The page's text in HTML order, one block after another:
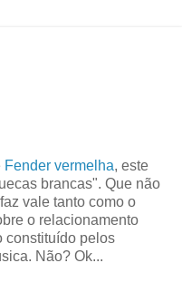
Fender vermelha, este
brancas". Que não
vale tanto como o
o relacionamento
constituído pelos
Não? Ok...